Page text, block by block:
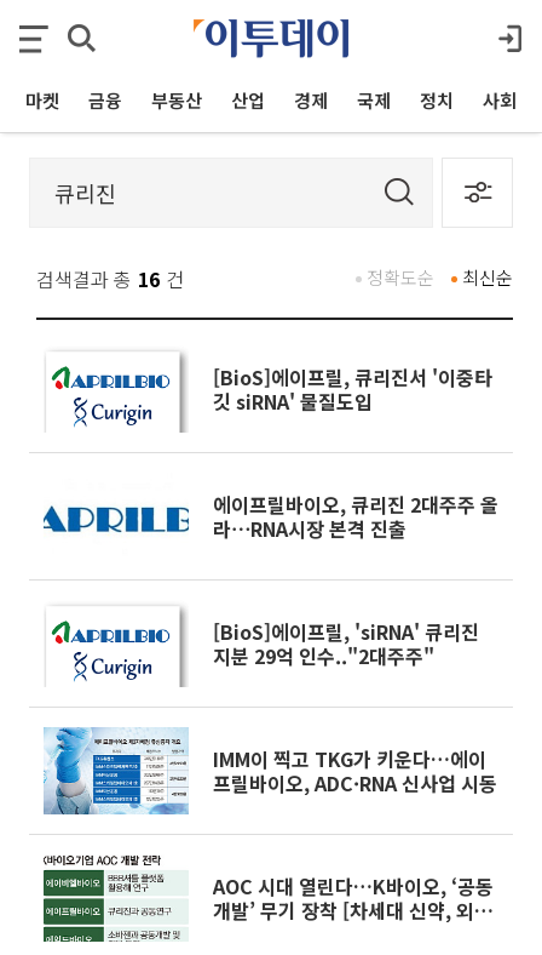
마켓 금융 부동산 산업 경제 국제 정치 사회
검색결과 총 16 건 최신순
정확도순
[BioS]에이프릴, 큐리진서 '이중타
깃 siRNA' 물질도입
에이프릴바이오, 큐리진 2대주주 올
라⋯RNA시장 본격 진출
[BioS]에이프릴, 'siRNA' 큐리진
지분 29억 인수.."2대주주"
IMM이 찍고 TKG가 키운다…에이
프릴바이오, ADC·RNA 신사업 시동
AOC 시대 열린다…K바이오, ‘공동
개발’ 무기 장착 [차세대 신약, 외부